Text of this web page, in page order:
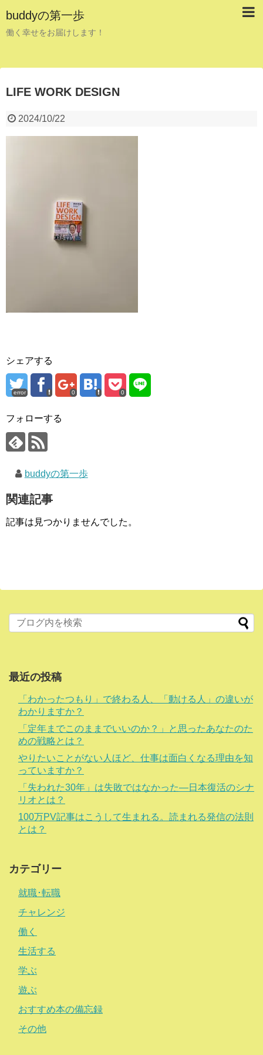
buddyの第一歩
働く幸せをお届けします！
LIFE WORK DESIGN
2024/10/22
シェアする
error 0 0
フォローする
buddyの第一歩
関連記事
記事は見つかりませんでした。
最近の投稿
「わかったつもり」で終わる人、「動ける人」の違いが
わかりますか？
「定年までこのままでいいのか？」と思ったあなたのた
めの戦略とは？
やりたいことがない人ほど、仕事は面白くなる理由を知
っていますか？
「失われた30年」は失敗ではなかった―日本復活のシナ
リオとは？
100万PV記事はこうして生まれる。読まれる発信の法則
とは？
カテゴリー
就職･転職
チャレンジ
働く
生活する
学ぶ
遊ぶ
おすすめ本の備忘録
その他